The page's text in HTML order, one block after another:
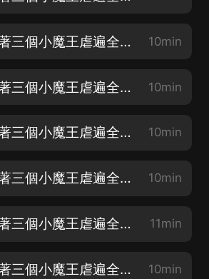
離婚后，她帶著三個小魔王虐遍全球-第0002集-臭小子又跑了 10min
離婚后，她帶著三個小魔王虐遍全球-第0003集-顧兜兜，好樣的 10min
離婚后，她帶著三個小魔王虐遍全球-第0004集-那女的不像好人 10min
離婚后，她帶著三個小魔王虐遍全球-第0005集-一模一樣的名字 10min
離婚后，她帶著三個小魔王虐遍全球-第0006集-老媽，大渣男要找你麻煩啦 11min
離婚后，她帶著三個小魔王虐遍全球-第0007集-不介意讓你更疼 10min